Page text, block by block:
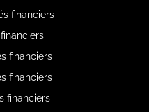
financiers
financiers
financiers
financiers